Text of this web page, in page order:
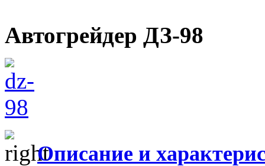
Автогрейдер ДЗ-98
Описание и